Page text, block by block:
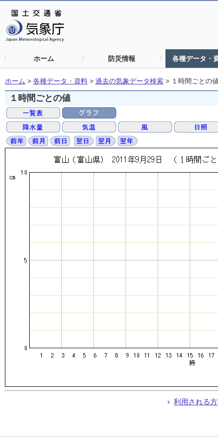
ホーム 防災情報 各種データ・
ホーム > 各種データ・資料 > 過去の気象データ検索 > １時間ごとの
１時間ごとの値
利用される